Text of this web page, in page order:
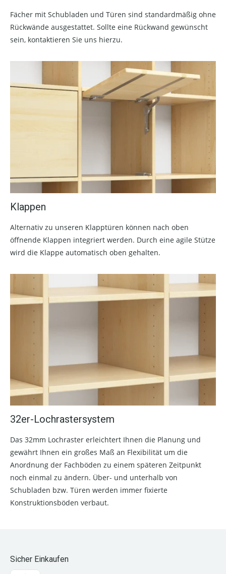
Fächer mit Schubladen und Türen sind standardmäßig ohne
Rückwände ausgestattet. Sollte eine Rückwand gewünscht
sein, kontaktieren Sie uns hierzu.
Klappen
Alternativ zu unseren Klapptüren können nach oben
öffnende Klappen integriert werden. Durch eine agile Stütze
wird die Klappe automatisch oben gehalten.
32er-Lochrastersystem
Das 32mm Lochraster erleichtert Ihnen die Planung und
gewährt Ihnen ein großes Maß an Flexibilität um die
Anordnung der Fachböden zu einem späteren Zeitpunkt
noch einmal zu ändern. Über- und unterhalb von
Schubladen bzw. Türen werden immer fixierte
Konstruktionsböden verbaut.
Sicher Einkaufen